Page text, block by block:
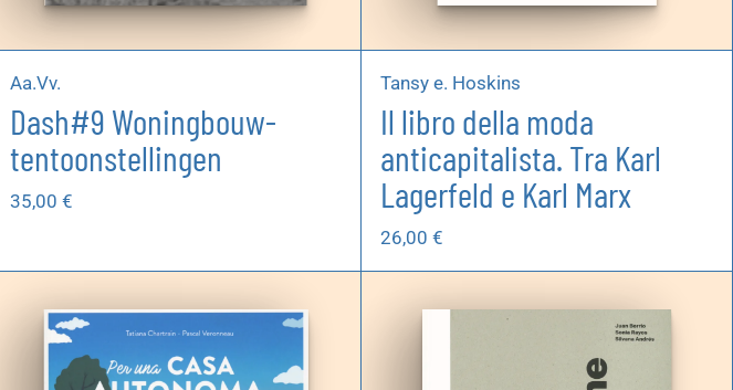
Aa.Vv.
Dash#9 Woningbouw-
tentoonstellingen
35,00 €
Tansy e. Hoskins
Il libro della moda
anticapitalista. Tra Karl
Lagerfeld e Karl Marx
26,00€